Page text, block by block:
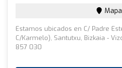
Mapa
Estamos ubicados en C/ Padre
C/Karmelo), Santutxu, Bizkaia -
857 030